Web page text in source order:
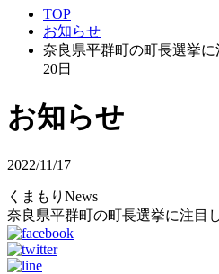
TOP
お知らせ
奈良県平群町の町長選挙
20日
お知らせ
2022/11/17
くまもりNews
奈良県平群町の町長選挙に注目